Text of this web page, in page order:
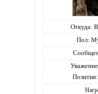
Откуда:
Пол:
Позитив: